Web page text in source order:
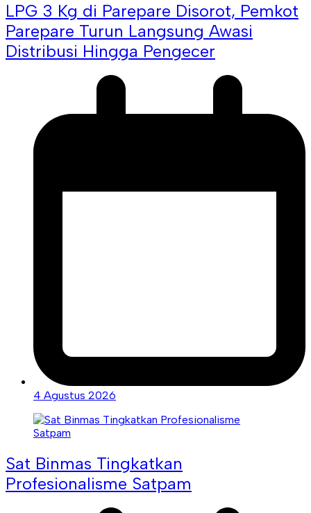
LPG 3 Kg di Parepare Disorot, Pemkot
Parepare Turun Langsung Awasi
Distribusi Hingga Pengecer
4 Agustus 2026
Sat Binmas Tingkatkan
Profesionalisme Satpam